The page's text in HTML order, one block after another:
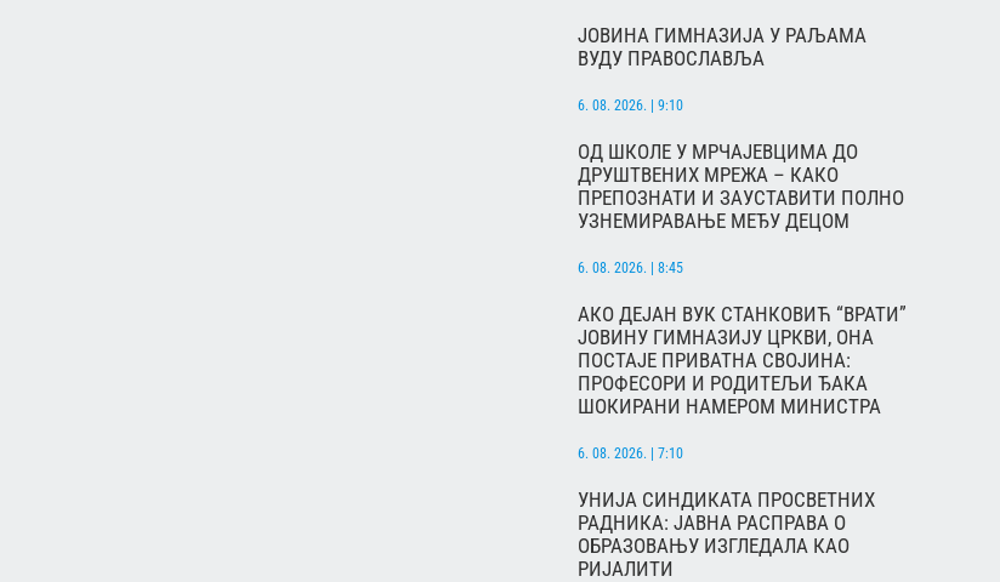
ЈОВИНА ГИМНАЗИЈА У РАЉАМА
ВУДУ ПРАВОСЛАВЉА
6. 08. 2026. | 9:10
ОД ШКОЛЕ У МРЧАЈЕВЦИМА ДО
ДРУШТВЕНИХ МРЕЖА – КАКО
ПРЕПОЗНАТИ И ЗАУСТАВИТИ ПОЛНО
УЗНЕМИРАВАЊЕ МЕЂУ ДЕЦОМ
6. 08. 2026. | 8:45
АКО ДЕЈАН ВУК СТАНКОВИЋ “ВРАТИ”
ЈОВИНУ ГИМНАЗИЈУ ЦРКВИ, ОНА
ПОСТАЈЕ ПРИВАТНА СВОЈИНА:
ПРОФЕСОРИ И РОДИТЕЉИ ЂАКА
ШОКИРАНИ НАМЕРОМ МИНИСТРА
6. 08. 2026. | 7:10
УНИЈА СИНДИКАТА ПРОСВЕТНИХ
РАДНИКА: ЈАВНА РАСПРАВА О
ОБРАЗОВАЊУ ИЗГЛЕДАЛА КАО
РИЈАЛИТИ